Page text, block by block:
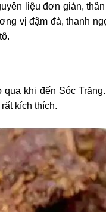
liệu đơn giản,
vị đậm đà, thanh
qua khi đến Sóc
kích thích.